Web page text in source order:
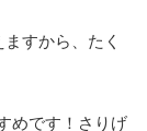
すから、たく
めです！さりげ